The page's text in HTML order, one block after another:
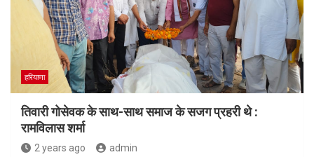
हरियाणा
तिवारी गोसेवक के साथ-साथ समाज के सजग प्रहरी थे :
रामविलास शर्मा
2 years ago admin